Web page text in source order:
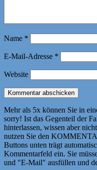
Name *
E-Mail-Adresse *
Website
Mehr als 5x können Sie in
sorry! Ist das Gegenteil der
hinterlassen, wissen aber
nutzen Sie den
Buttons unten trägt
Kommentarfeld ein. Sie
und "E-Mail" ausfüllen und